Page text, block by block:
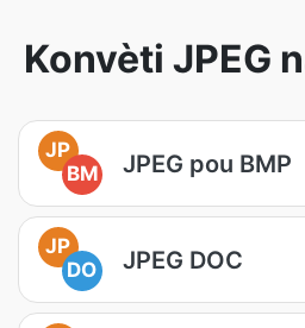
Konvèti JPEG
JP
BM
JPEG pou BMP
JP
DO
JPEG DOC